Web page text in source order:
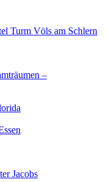
Turm Völs am Schlern
–
Jacobs